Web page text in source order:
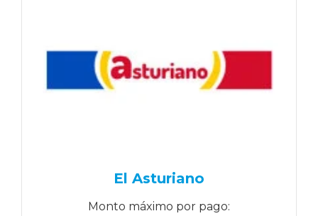
El Asturiano
Monto máximo por pago: